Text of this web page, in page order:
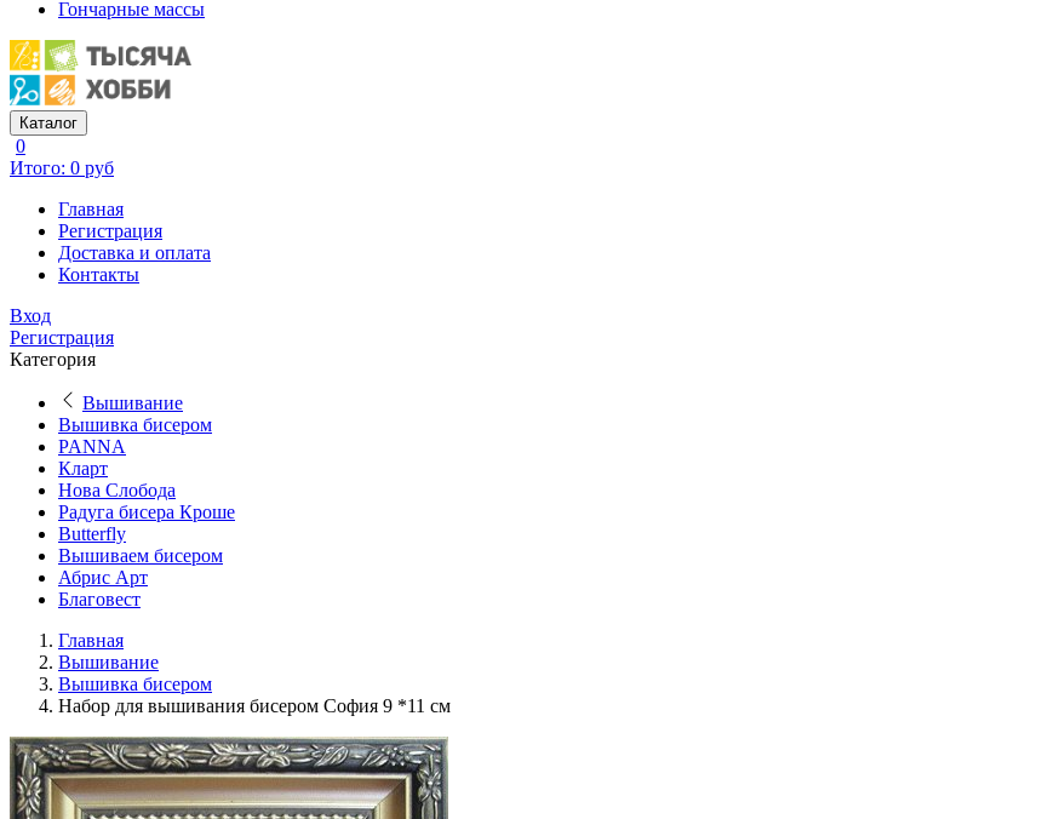
Гончарные массы
Каталог
0
Итого: 0 руб
Главная
Регистрация
Доставка и оплата
Контакты
Вход
Регистрация
Категория
Вышивание
Вышивка бисером
PANNA
Кларт
Нова Слобода
Радуга бисера Кроше
Butterfly
Вышиваем бисером
Абрис Арт
Благовест
Главная
Вышивание
Вышивка бисером
Набор для вышивания бисером София 9 *11 см